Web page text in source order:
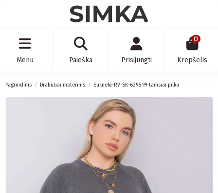
Menu Paieška Prisijungti
0
Krepšelis
Pagrindinis Drabužiai moterims Suknelė-RV-SK-6296.99-tamsiai pilka